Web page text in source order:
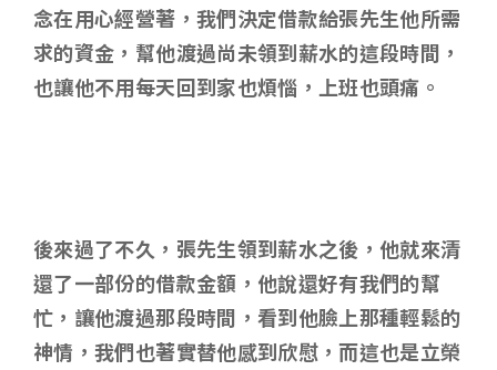
念在用心經營著，我們決定借款給張先生他所需
求的資金，幫他渡過尚未領到薪水的這段時間，
也讓他不用每天回到家也煩惱，上班也頭痛。
後來過了不久，張先生領到薪水之後，他就來清
還了一部份的借款金額，他說還好有我們的幫
忙，讓他渡過那段時間，看到他臉上那種輕鬆的
神情，我們也著實替他感到欣慰，而這也是立榮